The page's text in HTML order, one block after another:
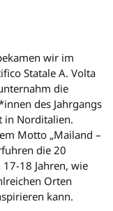
wir im
Statale A. Volta
die
des Jahrgangs
in Norditalien.
Motto „Mailand –
die 20
18 Jahren, wie
Orten
kann.